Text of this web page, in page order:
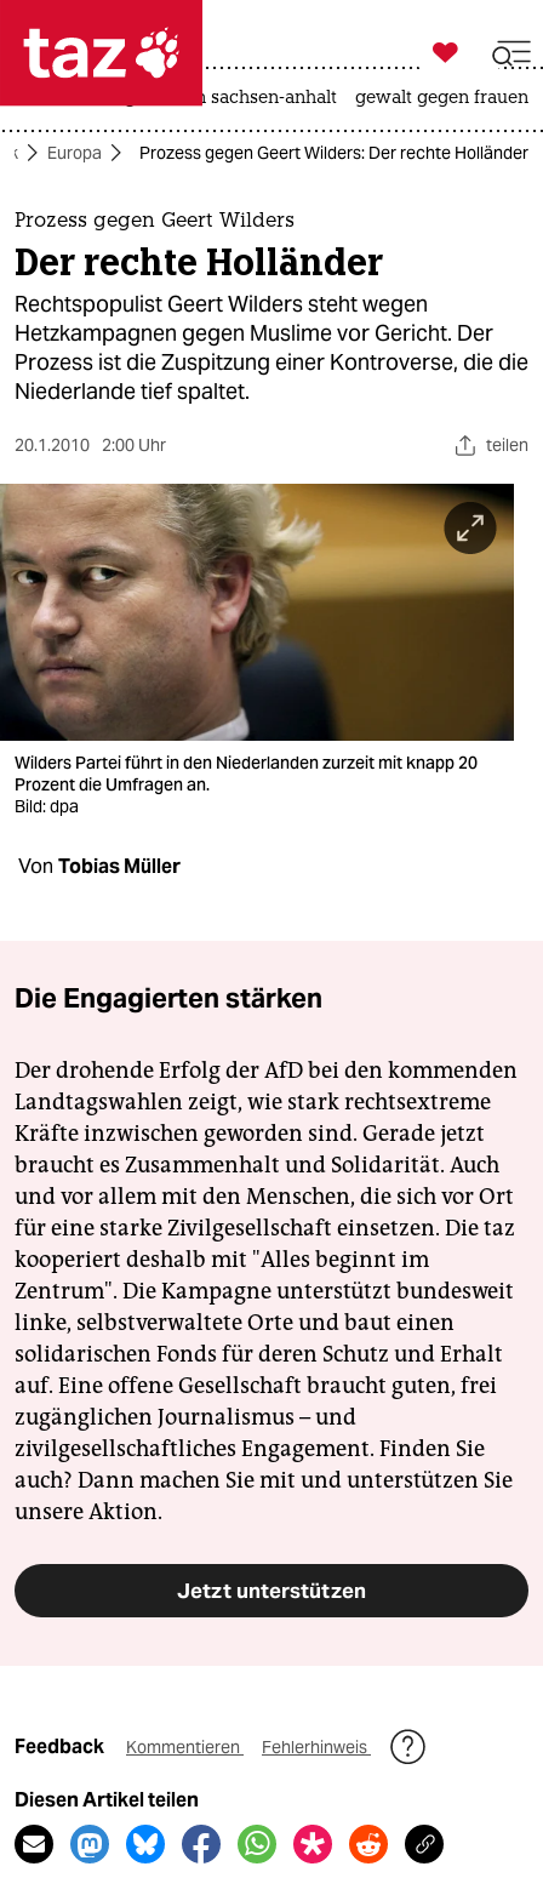
 taz zahl ich
taz zahl ich
themen
politik
öko
gesellschaft
kultur
sport
berlin
nord
wahrheit
verlag
verlag
veranstaltungen
abo
epaper login

taz zahl ich
landtagswahl in sachsen-anhalt gewalt gegen frauen
Europa Prozess gegen Geert Wilders: Der rechte Holländer
Prozess gegen Geert Wilders
Der rechte Holländer
Rechtspopulist Geert Wilders steht wegen
Hetzkampagnen gegen Muslime vor Gericht. Der
Prozess ist die Zuspitzung einer Kontroverse, die die
Niederlande tief spaltet.
20.1.2010 2:00 Uhr teilen
Wilders Partei führt in den Niederlanden zurzeit mit knapp 20
Prozent die Umfragen an.
Bild: dpa
Von Tobias Müller
Die Engagierten stärken
Der drohende Erfolg der AfD bei den kommenden
Landtagswahlen zeigt, wie stark rechtsextreme
Kräfte inzwischen geworden sind. Gerade jetzt
braucht es Zusammenhalt und Solidarität. Auch
und vor allem mit den Menschen, die sich vor Ort
für eine starke Zivilgesellschaft einsetzen. Die taz
kooperiert deshalb mit "Alles beginnt im
Zentrum". Die Kampagne unterstützt bundesweit
linke, selbstverwaltete Orte und baut einen
solidarischen Fonds für deren Schutz und Erhalt
auf. Eine offene Gesellschaft braucht guten, frei
zugänglichen Journalismus – und
zivilgesellschaftliches Engagement. Finden Sie
auch? Dann machen Sie mit und unterstützen Sie
unsere Aktion.
Jetzt unterstützen
Feedback Kommentieren Fehlerhinweis
Diesen Artikel teilen